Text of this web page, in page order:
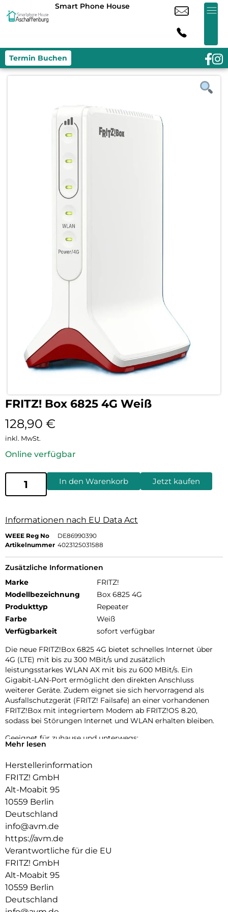
Smart Phone House
Termin Buchen
FRITZ! Box 6825 4G Weiß
128,90 €
inkl. MwSt.
Online verfügbar
In den Warenkorb Jetzt kaufen
Informationen nach EU Data Act
WEEE Reg No
DE86990390
Artikelnummer 4023125031588
Zusätzliche Informationen
Marke
FRITZ!
Modellbezeichnung
Box 6825 4G
Produkttyp
Repeater
Farbe
Weiß
Verfügbarkeit
sofort verfügbar
Die neue FRITZ!Box 6825 4G bietet schnelles Internet über
4G (LTE) mit bis zu 300 MBit/s und zusätzlich
leistungsstarkes WLAN AX mit bis zu 600 MBit/s. Ein
Gigabit-LAN-Port ermöglicht den direkten Anschluss
weiterer Geräte. Zudem eignet sie sich hervorragend als
Ausfallschutzgerät (FRITZ! Failsafe) an einer vorhandenen
FRITZ!Box mit integriertem Modem ab FRITZ!OS 8.20,
sodass bei Störungen Internet und WLAN erhalten bleiben.
Geeignet für zuhause und unterwegs:
Die neue FRITZ!Box 6825 4G ist ideal für den Einsatz
auch der perfekte Reisebegleiter: Sie passt in jede Tasche
und sorgt europaweit für eine stabile Internetverbindung, ob
im Hotel, in der Ferienunterkunft oder auf dem
Campingplatz. Dank USB-C lässt sie sich flexibel mit
Smartphone-Ladegeräten oder Powerbanks betreiben und
kann auch vorhandene WLAN-Hotspots oder 3G-Netze
(UMTS/HSPA+) nutzen.
Maximale Flexibilität für besten Empfang:
in allen Mobilfunknetzen. Die intelligente Ausrichthilfe des
mobilen WLAN-Routers hilft dabei, den optimalen Standort
und die beste Ausrichtung gegenüber dem Mobilfunknetz zu
ermitteln. Einzigartig ist auch die Möglichkeit zur gezielten
Auswahl der Mobilfunkbänder.
Mehr lesen
Herstellerinformation
FRITZ! GmbH
Alt-Moabit 95
10559 Berlin
Deutschland
info@avm.de
https://avm.de
Verantwortliche für die EU
FRITZ! GmbH
Alt-Moabit 95
10559 Berlin
Deutschland